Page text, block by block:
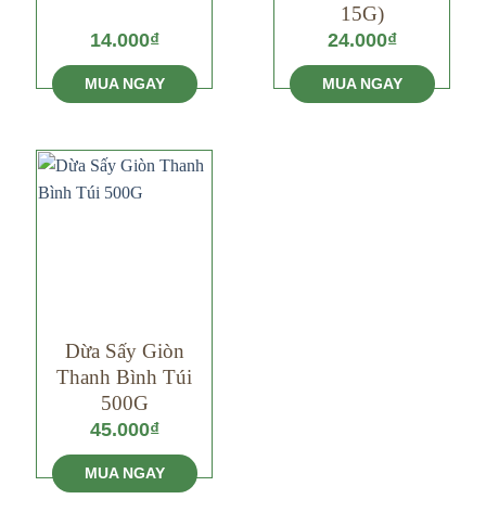
14.000₫
MUA NGAY
15G)
24.000₫
MUA NGAY
Dừa Sấy Giòn
Thanh Bình Túi
500G
45.000₫
MUA NGAY